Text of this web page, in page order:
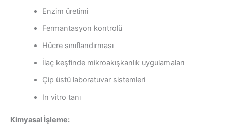
Enzim üretimi
Fermantasyon kontrolü
Hücre sınıflandırması
İlaç keşfinde mikroakışkanlık uygulamaları
Çip üstü laboratuvar sistemleri
In vitro tanı
Kimyasal İşleme: